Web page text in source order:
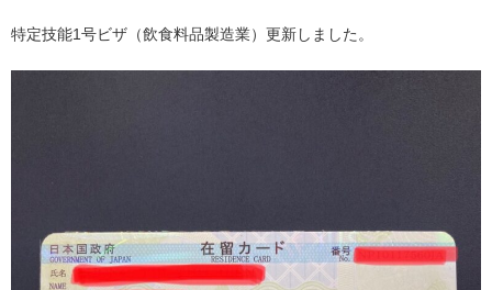
特定技能1号ビザ（飲食料品製造業）更新しました。